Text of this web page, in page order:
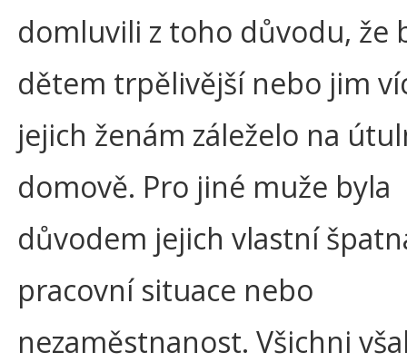
domluvili z toho důvodu, že
dětem trpělivější nebo jim
jejich ženám záleželo na
domově. Pro jiné muže byla
důvodem jejich vlastní
pracovní situace nebo
nezaměstnanost. Všichni